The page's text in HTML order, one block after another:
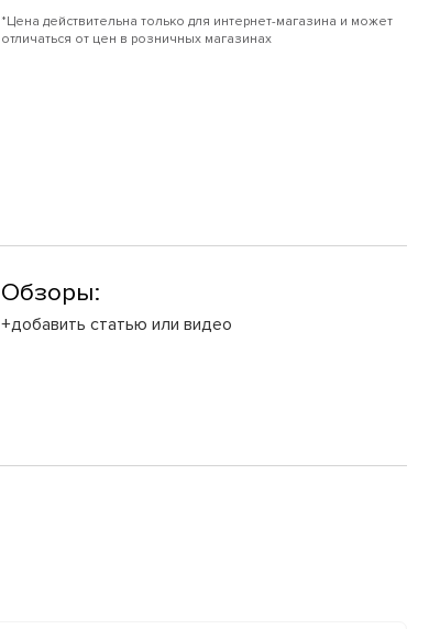
*Цена действительна только для интернет-магазина и может
отличаться от цен в розничных магазинах
Обзоры:
+добавить статью или видео